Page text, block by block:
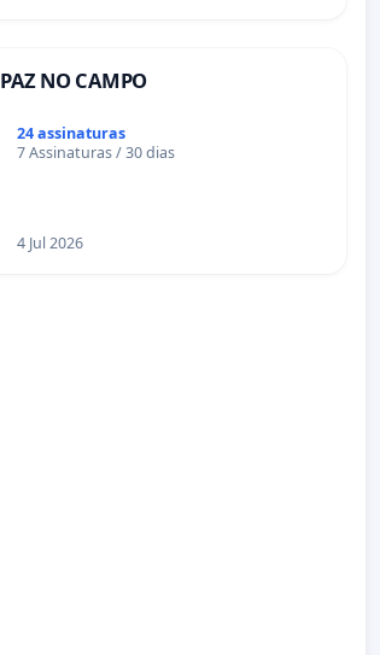
PAZ NO CAMPO
24 assinaturas
7 Assinaturas / 30 dias
4 Jul 2026